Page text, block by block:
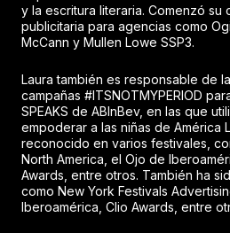
y la escritura literaria. Comenzó su
publicitaria para agencias como
McCann y Mullen Lowe SSP3.
Laura también es responsable de
campañas #ITSNOTMYPERIOD
SPEAKS de ABInBev, en las que
empoderar a las niñas de América
reconocido en varios festivales,
North America, el Ojo de
Awards, entre otros. También ha
como New York Festivals
Iberoamérica, Clio Awards, entre